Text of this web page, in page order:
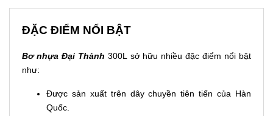
ĐẶC ĐIỂM NỔI BẬT
Bơ nhựa Đại Thành 300L sở hữu nhiều đặc điểm nổi bật
như:
Được sản xuất trên dây chuyền tiên tiến của Hàn
Quốc.